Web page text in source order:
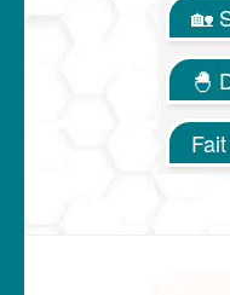
🏡
🐣